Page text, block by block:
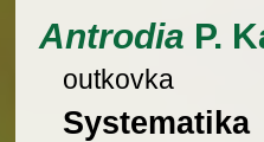
Antrodia P.
outkovka
Systematika